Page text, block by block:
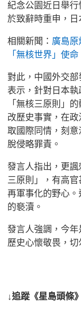
紀念公園近日舉
於致辭時重申，日
相關新聞： 廣島原
「無核世界」使
對此，中國外交
表示，針對日本
「無核三原則」
改歷史事實，在
取國際同情，刻
脫侵略罪責。
發言人指出，更
三原則」，有高
再軍事化的野心
的褻瀆。
發言人強調，今
歷史心懷敬畏，切
↓追蹤《星島頭條